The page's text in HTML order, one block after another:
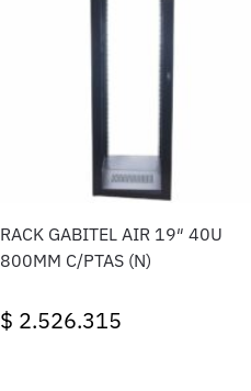
RACK GABITEL AIR 19″ 40U
800MM C/PTAS (N)
$ 2.526.315